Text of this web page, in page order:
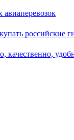
авиаперевозок
российские
качественно,